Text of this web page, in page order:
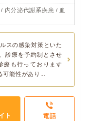
内分泌代謝系疾患 / 血
スの感染対策といた
診療を予約制とさせ
療も行っております
可能性があり...
ト 電話